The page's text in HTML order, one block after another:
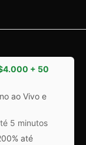
+ 50
ao Vivo e
5 minutos
até